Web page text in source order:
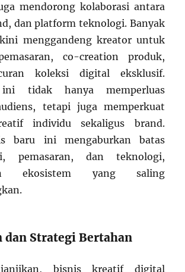
mendorong kolaborasi antara
dan platform teknologi. Banyak
menggandeng kreator untuk
co-creation produk,
koleksi digital eksklusif.
ini tidak hanya memperluas
tetapi juga memperkuat
individu sekaligus brand.
baru ini mengaburkan batas
pemasaran, dan teknologi,
ekosistem yang saling
dan Strategi Bertahan
bisnis kreatif digital